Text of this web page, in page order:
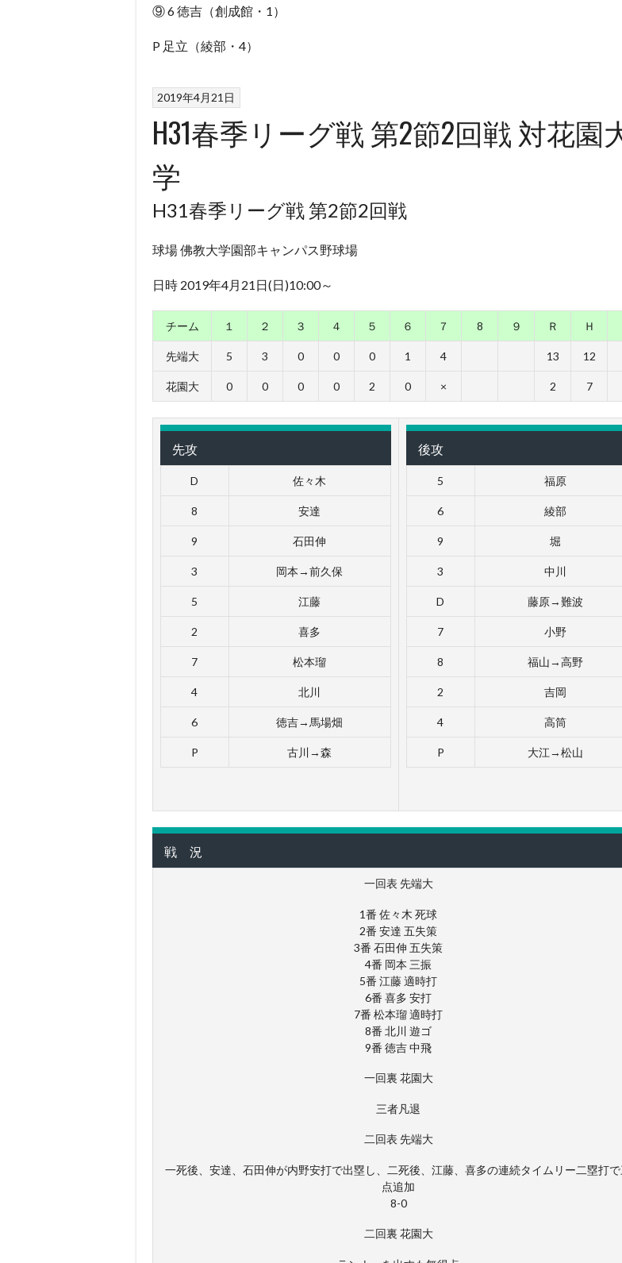
⑨ 6 徳吉（創成館・1）
P 足立（綾部・4）
2019年4月21日
H31春季リーグ戦 第2節2回戦 対花園
学
H31春季リーグ戦 第2節2回戦
球場 佛教大学園部キャンパス野球場
日時 2019年4月21日(日)10:00～
チーム １ ２ ３ ４ ５ ６ ７ 8 ９ Ｒ Ｈ
先端大 5 3 0 0 0 1 4 13 12
花園大 0 0 0 0 2 0 × 2 7
先攻
D 佐々木
8 安達
9 石田伸
3 岡本→前久保
5 江藤
2 喜多
7 松本瑠
4 北川
6 徳吉→馬場畑
P 古川→森
後攻
5 福原
6 綾部
9 堀
3 中川
D 藤原→難波
7 小野
8 福山→高野
2 吉岡
4 高筒
P 大江→松山
戦 況
一回表 先端大
1番 佐々木 死球
2番 安達 五失策
3番 石田伸 五失策
4番 岡本 三振
5番 江藤 適時打
6番 喜多 安打
7番 松本瑠 適時打
8番 北川 遊ゴ
9番 徳吉 中飛
一回裏 花園大
三者凡退
二回表 先端大
一死後、安達、石田伸が内野安打で出塁し、二死後、江藤、喜多の連続タイムリー二塁打で
点追加
8-0
二回裏 花園大